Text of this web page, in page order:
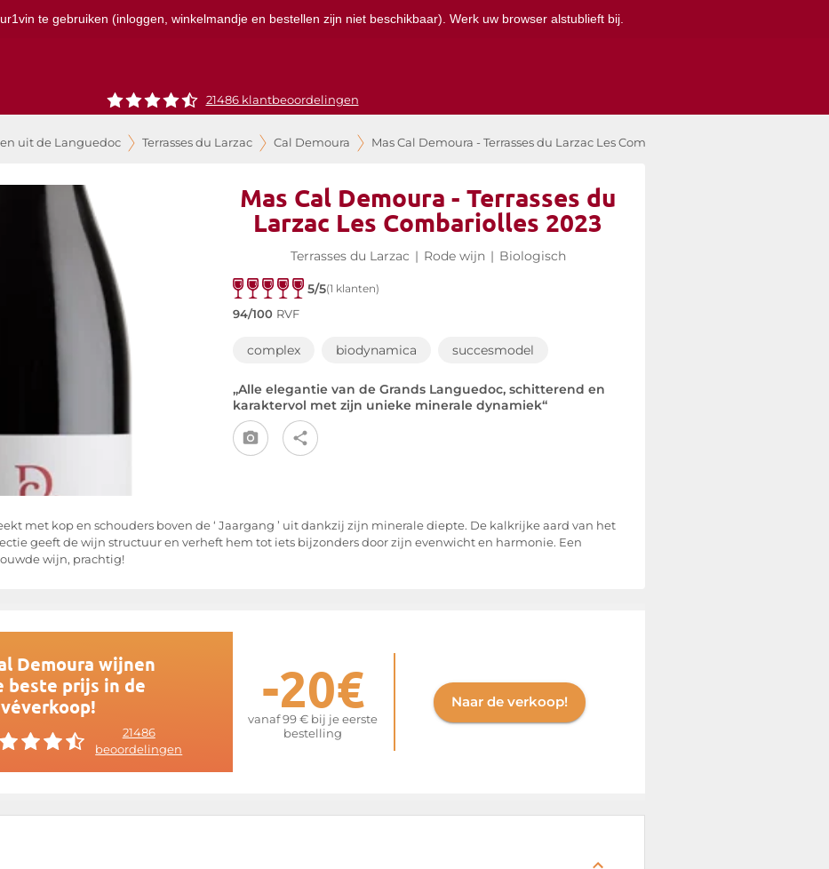
te gebruiken (inloggen, winkelmandje en bestellen zijn niet beschikbaar). Werk uw browser alstublieft bij.
21486 klantbeoordelingen
uit de Languedoc Terrasses du Larzac Cal Demoura Mas Cal Demoura - Terrasses du Larzac Les Combariolles 2023
Mas Cal Demoura - Terrasses du
Larzac Les Combariolles 2023
Terrasses du Larzac | Rode wijn | Biologisch
5/5(1 klanten)
94/100 RVF
complex biodynamica succesmodel
„Alle elegantie van de Grands Languedoc, schitterend en
karaktervol met zijn unieke minerale dynamiek“
met kop en schouders boven de ‘ Jaargang ’ uit dankzij zijn minerale diepte. De kalkrijke aard van het
geeft de wijn structuur en verheft hem tot iets bijzonders door zijn evenwicht en harmonie. Een
wijn, prachtig!
Demoura wijnen
beste prijs in de
21486
beoordelingen
-20€
vanaf 99 € bij je eerste
bestelling
Naar de verkoop!